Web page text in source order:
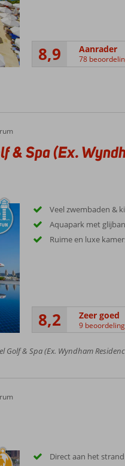
8,9 Aanrader
78
Kusadasi)
& Spa (Ex.
Veel zwembaden &
Aquapark met
Ruime en luxe
8,2 Zeer goed
9
& Spa (Ex. Wyndham
Direct aan het strand